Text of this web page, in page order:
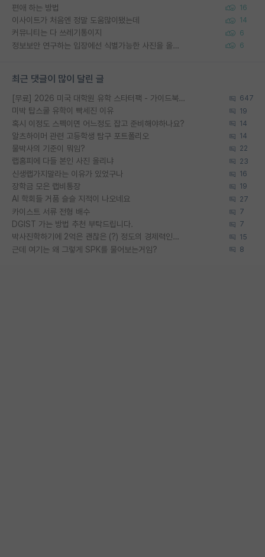
편애 하는 방법 16
이사이트가 처음엔 정말 도움많이됐는데 14
커뮤니티는 다 쓰레기통이지 6
정보보안 연구하는 입장에선 식별가능한 사진을 올리는건 비추이긴함 6
최근 댓글이 많이 달린 글
[무료] 2026 미국 대학원 유학 스타터팩 - 가이드북 & 합격자 컨택메일 템플릿 647
미박 탑스쿨 유학이 빡세진 이유 19
혹시 이정도 스펙이면 어느정도 잡고 준비해야하나요? 14
알츠하이머 관련 고등학생 탐구 포트폴리오 14
물박사의 기준이 뭐임? 22
랩홈피에 다들 본인 사진 올리냐 23
신생랩가지말라는 이유가 있었구나 16
장학금 모은 랩비통장 19
AI 학회들 거품 슬슬 지적이 나오네요 27
카이스트 서류 전형 배수 7
DGIST 가는 방법 추천 부탁드립니다. 7
박사진학하기에 2억은 괜찮은 (?) 정도의 경제력인가요 15
근데 여기는 왜 그렇게 SPK를 물어보는거임? 8